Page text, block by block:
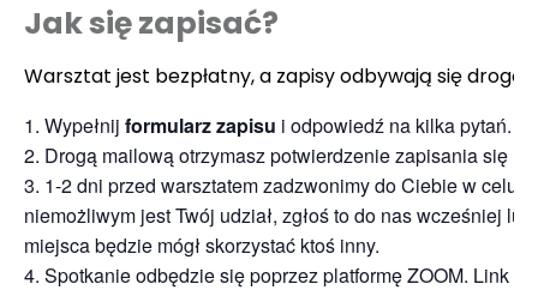
Jak się zapisać?
Warsztat jest bezpłatny, a zapisy odbywają się drogą
Wypełnij formularz zapisu i odpowiedź na kilka pytań.
Drogą mailową otrzymasz potwierdzenie zapisania się
1-2 dni przed warsztatem zadzwonimy do Ciebie w celu
niemożliwym jest Twój udział, zgłoś to do nas wcześniej
miejsca będzie mógł skorzystać ktoś inny.
Spotkanie odbędzie się poprzez platformę ZOOM. Link